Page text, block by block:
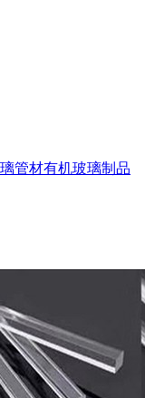
管材有机玻璃制品